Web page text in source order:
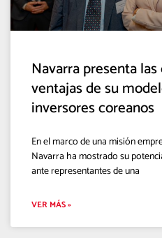
Navarra presenta
ventajas de su
inversores coreanos
En el marco de una misión
Navarra ha mostrado su
ante representantes de una
VER MÁS »